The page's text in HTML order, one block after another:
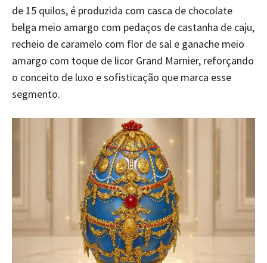
de 15 quilos, é produzida com casca de chocolate
belga meio amargo com pedaços de castanha de caju,
recheio de caramelo com flor de sal e ganache meio
amargo com toque de licor Grand Marnier, reforçando
o conceito de luxo e sofisticação que marca esse
segmento.